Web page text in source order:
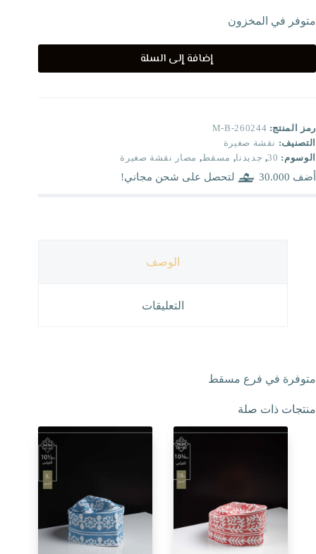
متوفر في المخزون
إضافة إلى السلة
رمز المنتج: M-B-260244
التصنيف: نقشة صغيرة
الوسوم: 30
, جديدنا, مسقط, مصار نقشة صغيرة
أضف 30.000 لتحصل على شحن مجاني!
الوصف
التعليقات
متوفرة في فرع مسقط
منتجات ذات صلة